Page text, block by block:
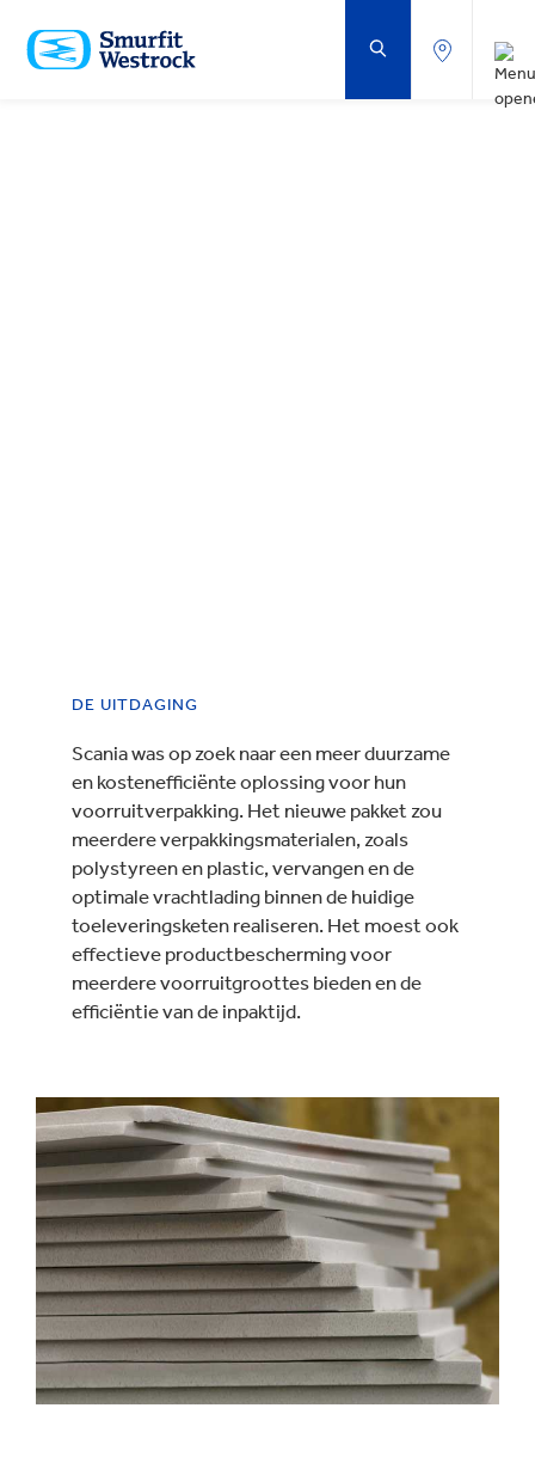
NAAR
DE
BELANGRIJKSTE
DE UITDAGING
Scania was op zoek naar een meer duurzame
en kostenefficiënte oplossing voor hun
voorruitverpakking. Het nieuwe pakket zou
meerdere verpakkingsmaterialen, zoals
polystyreen en plastic, vervangen en de
optimale vrachtlading binnen de huidige
toeleveringsketen realiseren. Het moest ook
effectieve productbescherming voor
meerdere voorruitgroottes bieden en de
efficiëntie van de inpaktijd.